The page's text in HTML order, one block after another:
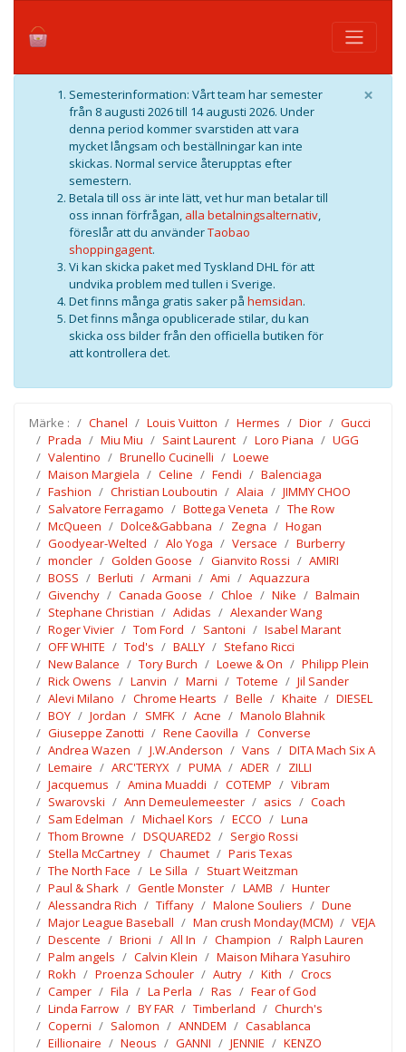
Semesterinformation: Vårt team har semester
från 8 augusti 2026 till 14 augusti 2026. Under
denna period kommer svarstiden att vara
mycket långsam och beställningar kan inte
skickas. Normal service återupptas efter
semestern.
Betala till oss är inte lätt, vet hur man betalar till
oss innan förfrågan, alla betalningsalternativ,
föreslår att du använderTaobao
shoppingagent.
Vi kan skicka paket med Tyskland DHL för att
undvika problem med tullen i Sverige.
Det finns många gratis saker på hemsidan.
Det finns många opublicerade stilar, du kan
skicka oss bilder från den officiella butiken för
att kontrollera det.
×
Märke : Chanel Louis Vuitton Hermes Dior
Gucci
Prada
Miu Miu Saint Laurent Loro Piana
UGG
Valentino
Brunello Cucinelli
Loewe
Maison Margiela
Celine Fendi
Balenciaga
Fashion
Christian Louboutin Alaia
JIMMY CHOO
Salvatore Ferragamo
Bottega Veneta
The Row
McQueen
Dolce&Gabbana Zegna
Hogan
Goodyear-Welted
Alo Yoga Versace
Burberry
moncler
Golden Goose Gianvito Rossi
AMIRI
BOSS
Berluti Armani Ami
Aquazzura
Givenchy
Canada Goose Chloe Nike
Balmain
Stephane Christian
Adidas
Alexander Wang
Roger Vivier
Tom Ford Santoni
Isabel Marant
OFF WHITE
Tod's BALLY
Stefano Ricci
New Balance
Tory Burch Loewe & On
Philipp Plein
Rick Owens
Lanvin Marni Toteme
Jil Sander
Alevi Milano
Chrome Hearts Belle Khaite
DIESEL
BOY
Jordan SMFK Acne
Manolo Blahnik
Giuseppe Zanotti
Rene Caovilla
Converse
Andrea Wazen
J.W.Anderson Vans
DITA Mach Six A
Lemaire
ARC'TERYX PUMA ADER
ZILLI
Jacquemus
Amina Muaddi COTEMP
Vibram
Swarovski
Ann Demeulemeester asics
Coach
Sam Edelman
Michael Kors ECCO
Luna
Thom Browne
DSQUARED2
Sergio Rossi
Stella McCartney
Chaumet
Paris Texas
The North Face
Le Silla
Stuart Weitzman
Paul & Shark
Gentle Monster LAMB
Hunter
Alessandra Rich
Tiffany Malone Souliers
Dune
Major League Baseball
Man crush Monday(MCM)
VEJA
Descente
Brioni All In Champion
Ralph Lauren
Palm angels
Calvin Klein
Maison Mihara Yasuhiro
Rokh
Proenza Schouler Autry Kith
Crocs
Camper
Fila La Perla Ras
Fear of God
Linda Farrow
BY FAR Timberland
Church's
Coperni
Salomon ANNDEM
Casablanca
Eillionaire
Neous GANNI JENNIE KENZO